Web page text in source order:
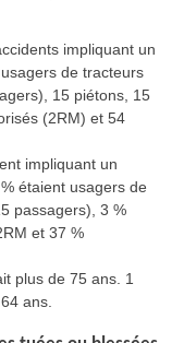
impliquant un
de tracteurs
15 piétons, 15
(2RM) et 54
impliquant un
étaient usagers de
passagers), 3 %
et 37 %
plus de 75 ans. 1
ans.